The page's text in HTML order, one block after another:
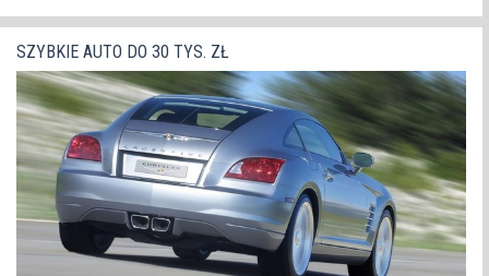
SZYBKIE AUTO DO 30 TYS. ZŁ